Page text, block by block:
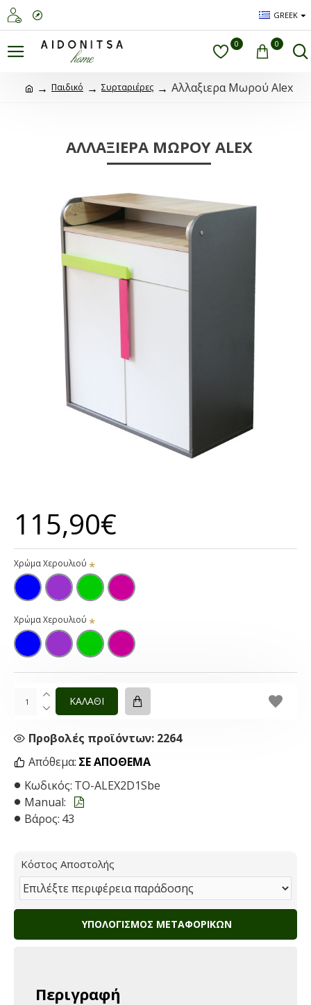
GREEK
0 0
Παιδικό Συρταριέρες Αλλαξιερα Μωρού Alex
ΑΛΛΑΞΙΕΡΑ ΜΩΡΟΎ ALEX
Απόθεμα: ΣΕ ΑΠΌΘΕΜΑ
Κωδικός: TO-ALEX2D1Sbe
Manual:
Βάρος: 43
Προβολές προϊόντων: 2264
115,90€
Χρώμα Χερουλιού
Χρώμα Χερουλιού
ΚΑΛΑΘΙ
Κόστος Αποστολής
ΥΠΟΛΟΓΙΣΜΌΣ ΜΕΤΑΦΟΡΙΚΏΝ
Περιγραφή